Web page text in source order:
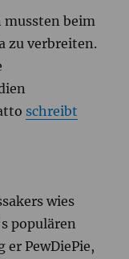
mussten beim
zu verbreiten.
schreibt
wies
populären
er PewDiePie,